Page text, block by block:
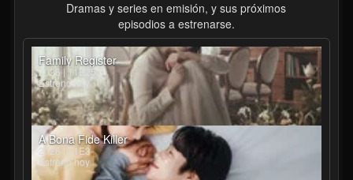
Dramas y series en emisión, y sus próximos
episodios a estrenarse.
Family Register
2026 | T1E25
Estreno hoy
A Bona Fide Killer
2026 | T1E3
Estreno hoy